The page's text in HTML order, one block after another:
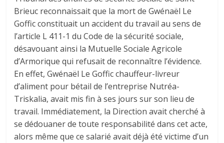
Brieuc reconnaissait que la mort de Gwénaël Le
Goffic constituait un accident du travail au sens de
l’article L 411-1 du Code de la sécurité sociale,
désavouant ainsi la Mutuelle Sociale Agricole
d’Armorique qui refusait de reconnaître l’évidence.
En effet, Gwénaël Le Goffic chauffeur-livreur
d’aliment pour bétail de l’entreprise Nutréa-
Triskalia, avait mis fin à ses jours sur son lieu de
travail. Immédiatement, la Direction avait cherché à
se dédouaner de toute responsabilité dans cet acte,
alors même que ce salarié avait déjà été victime d’un